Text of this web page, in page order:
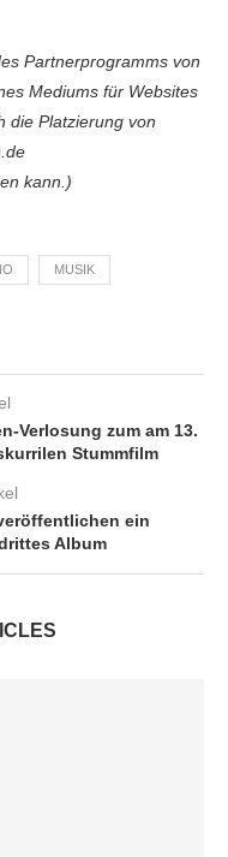
Partnerprogramms von
Mediums für Websites
die Platzierung von
kann.)
MUSIK
Verlosung zum am 13.
Stummfilm
ein
Album